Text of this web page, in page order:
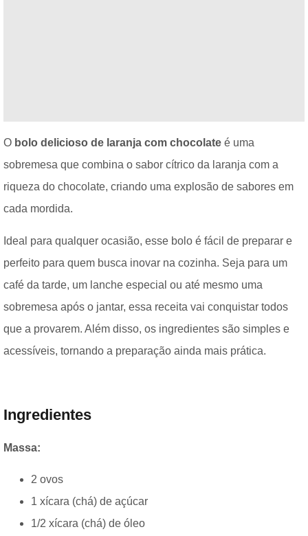
O bolo delicioso de laranja com chocolate é uma
sobremesa que combina o sabor cítrico da laranja com a
riqueza do chocolate, criando uma explosão de sabores em
cada mordida.
Ideal para qualquer ocasião, esse bolo é fácil de preparar e
perfeito para quem busca inovar na cozinha. Seja para um
café da tarde, um lanche especial ou até mesmo uma
sobremesa após o jantar, essa receita vai conquistar todos
que a provarem. Além disso, os ingredientes são simples e
acessíveis, tornando a preparação ainda mais prática.
Ingredientes
Massa:
2 ovos
1 xícara (chá) de açúcar
1/2 xícara (chá) de óleo